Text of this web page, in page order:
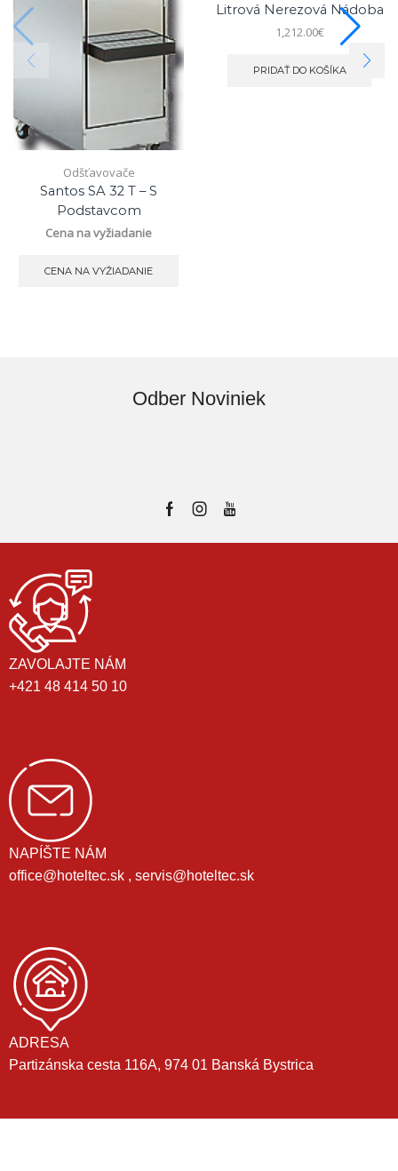
Odšťavovače
Santos SA 32 T – S
Podstavcom
Cena na vyžiadanie
CENA NA VYŽIADANIE
Litrová Nerezová Nádoba
1,212.00€
PRIDAŤ DO KOŠÍKA
Odber Noviniek
ZAVOLAJTE NÁM
+421 48 414 50 10
NAPÍŠTE NÁM
office@hoteltec.sk , servis@hoteltec.sk
ADRESA
Partizánska cesta 116A, 974 01 Banská Bystrica